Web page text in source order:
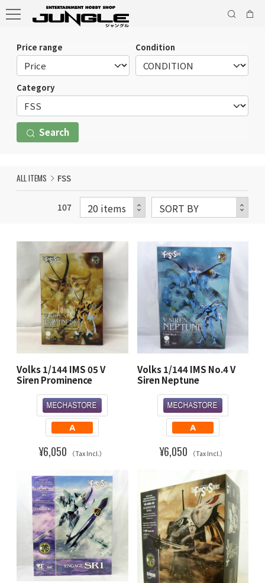
Price range Condition
Category
Search
ALL ITEMS FSS
107
Volks 1/144 IMS 05 V
Siren Prominence
¥6,050 （Tax Incl.）
Volks 1/144 IMS No.4 V
Siren Neptune
¥6,050 （Tax Incl.）